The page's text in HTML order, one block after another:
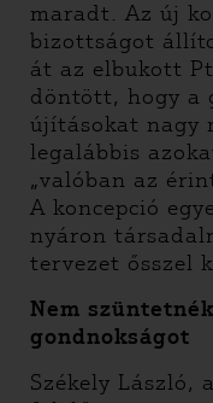
maradt. Az új
bizottságot
át az elbukott
döntött, hogy a
újításokat nagy
legalábbis
„valóban az
A koncepció
nyáron
tervezet ősszel
Nem
gondnokságot
Székely László,